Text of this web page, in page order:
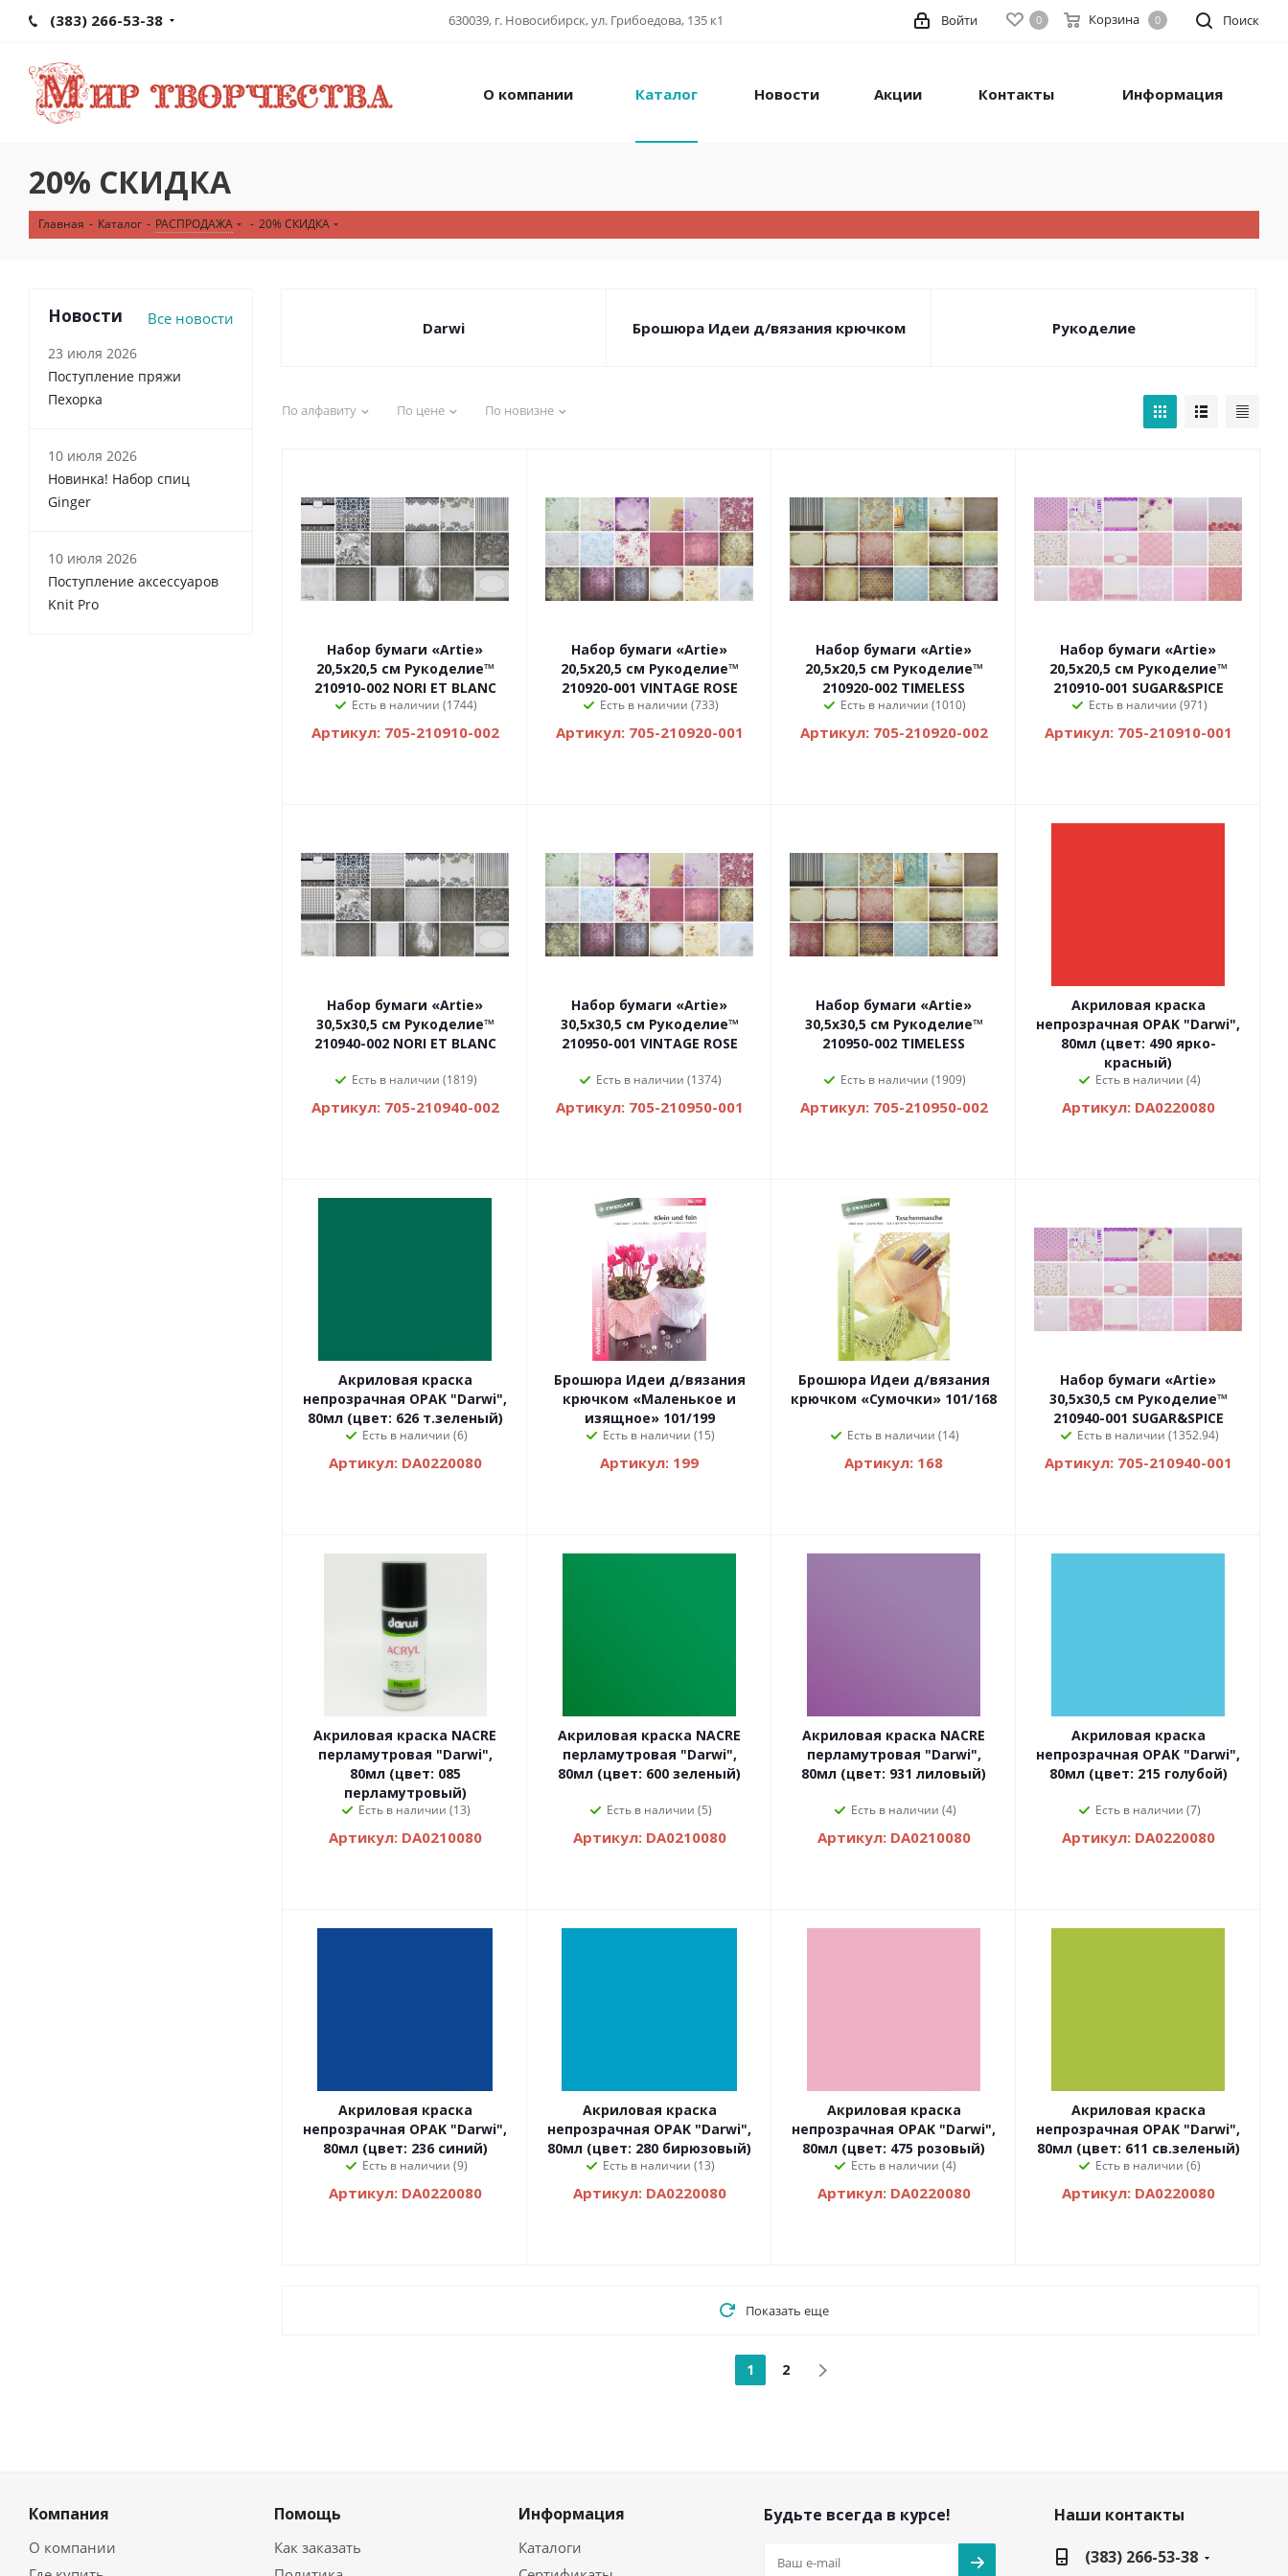
(383) 266-53-38 630039, г. Новосибирск, ул. Грибоедова, 135 к1 Поиск
0 Корзина 0
Войти
О компании Каталог Новости Акции Контакты Информация
20% СКИДКА
Главная - Каталог - РАСПРОДАЖА - 20% СКИДКА
Darwi Брошюра Идеи д/вязания крючком Рукоделие
По алфавиту По цене По новизне
Набор бумаги «Artie»
20,5х20,5 см Рукоделие™
210910-002 NORI ET BLANC
Есть в наличии (1744)
Артикул: 705-210910-002
Набор бумаги «Artie»
20,5х20,5 см Рукоделие™
210920-001 VINTAGE ROSE
Есть в наличии (733)
Артикул: 705-210920-001
Набор бумаги «Artie»
20,5х20,5 см Рукоделие™
210920-002 TIMELESS
Есть в наличии (1010)
Артикул: 705-210920-002
Набор бумаги «Artie»
20,5х20,5 см Рукоделие™
210910-001 SUGAR&SPICE
Есть в наличии (971)
Артикул: 705-210910-001
Набор бумаги «Artie»
30,5х30,5 см Рукоделие™
210940-002 NORI ET BLANC
Есть в наличии (1819)
Артикул: 705-210940-002
Набор бумаги «Artie»
30,5х30,5 см Рукоделие™
210950-001 VINTAGE ROSE
Есть в наличии (1374)
Артикул: 705-210950-001
Набор бумаги «Artie»
30,5х30,5 см Рукоделие™
210950-002 TIMELESS
Есть в наличии (1909)
Артикул: 705-210950-002
Акриловая краска
непрозрачная OPAK "Darwi",
80мл (цвет: 490 ярко-
красный)
Есть в наличии (4)
Артикул: DA0220080
Акриловая краска
непрозрачная OPAK "Darwi",
80мл (цвет: 626 т.зеленый)
Есть в наличии (6)
Артикул: DA0220080
Брошюра Идеи д/вязания
крючком «Маленькое и
изящное» 101/199
Есть в наличии (15)
Артикул: 199
Брошюра Идеи д/вязания
крючком «Сумочки» 101/168
Есть в наличии (14)
Артикул: 168
Набор бумаги «Artie»
30,5х30,5 см Рукоделие™
210940-001 SUGAR&SPICE
Есть в наличии (1352.94)
Артикул: 705-210940-001
Акриловая краска NACRE
перламутровая "Darwi",
80мл (цвет: 085
перламутровый)
Есть в наличии (13)
Артикул: DA0210080
Акриловая краска NACRE
перламутровая "Darwi",
80мл (цвет: 600 зеленый)
Есть в наличии (5)
Артикул: DA0210080
Акриловая краска NACRE
перламутровая "Darwi",
80мл (цвет: 931 лиловый)
Есть в наличии (4)
Артикул: DA0210080
Акриловая краска
непрозрачная OPAK "Darwi",
80мл (цвет: 215 голубой)
Есть в наличии (7)
Артикул: DA0220080
Акриловая краска
непрозрачная OPAK "Darwi",
80мл (цвет: 236 синий)
Есть в наличии (9)
Артикул: DA0220080
Акриловая краска
непрозрачная OPAK "Darwi",
80мл (цвет: 280 бирюзовый)
Есть в наличии (13)
Артикул: DA0220080
Акриловая краска
непрозрачная OPAK "Darwi",
80мл (цвет: 475 розовый)
Есть в наличии (4)
Артикул: DA0220080
Акриловая краска
непрозрачная OPAK "Darwi",
80мл (цвет: 611 св.зеленый)
Есть в наличии (6)
Артикул: DA0220080
Показать еще
1 2
Новости Все новости
23 июля 2026
Поступление пряжи
Пехорка
10 июля 2026
Новинка! Набор спиц
Ginger
10 июля 2026
Поступление аксессуаров
Knit Pro
Компания
О компании
Помощь
Как заказать
Информация
Каталоги
Будьте всегда в курсе!
Наши контакты
(383) 266-53-38